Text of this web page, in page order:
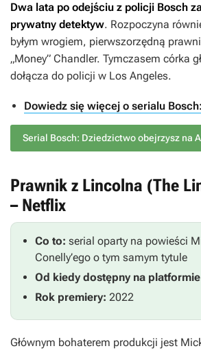
Dwa lata po odejściu z policji Bosch
prywatny detektyw. Rozpoczyna
byłym wrogiem, pierwszorzędną
„Money” Chandler. Tymczasem córka
dołącza do policji w Los Angeles.
Dowiedz się więcej o serialu
Serial Bosch: Dziedzictwo obejrzysz na
Prawnik z Lincolna (The
– Netflix
Co to: serial oparty na powieści
Conelly’ego o tym samym tytule
Od kiedy dostępny na
Rok premiery: 2022
Głównym bohaterem produkcji jest